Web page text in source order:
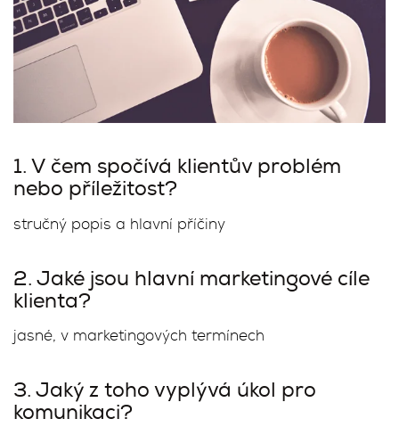
1. V čem spočívá klientův problém
nebo příležitost?
stručný popis a hlavní příčiny
2. Jaké jsou hlavní marketingové cíle
klienta?
jasné, v marketingových termínech
3. Jaký z toho vyplývá úkol pro
komunikaci?